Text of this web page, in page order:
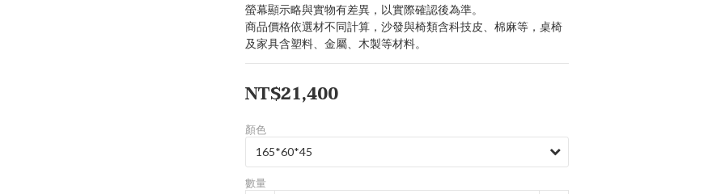
螢幕顯示略與實物有差異，以實際確認後為準。
商品價格依選材不同計算，沙發與椅類含科技皮、棉麻等，桌椅
及家具含塑料、金屬、木製等材料。
NT$21,400
顏色
數量